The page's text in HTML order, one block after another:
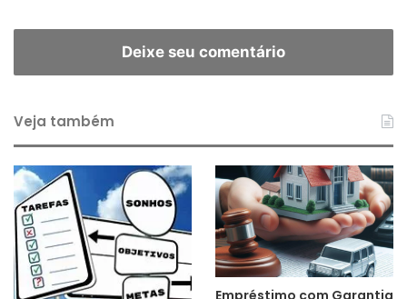
Deixe seu comentário
Veja também